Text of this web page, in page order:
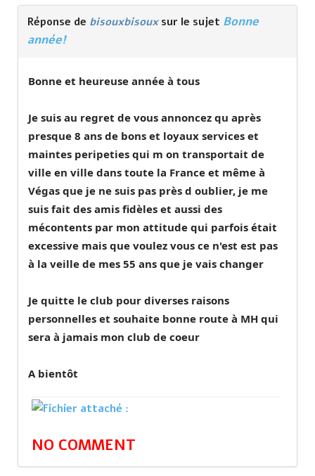
Réponse de bisouxbisouxsur le sujet Bonne
année!
Bonne et heureuse année à tous
Je suis au regret de vous annoncez qu après
presque 8 ans de bons et loyaux services et
maintes peripeties qui m on transportait de
ville en ville dans toute la France et même à
Végas que je ne suis pas près d oublier, je me
suis fait des amis fidèles et aussi des
mécontents par mon attitude qui parfois était
excessive mais que voulez vous ce n'est est pas
à la veille de mes 55 ans que je vais changer
Je quitte le club pour diverses raisons
personnelles et souhaite bonne route à MH qui
sera à jamais mon club de coeur
A bientôt
NO COMMENT